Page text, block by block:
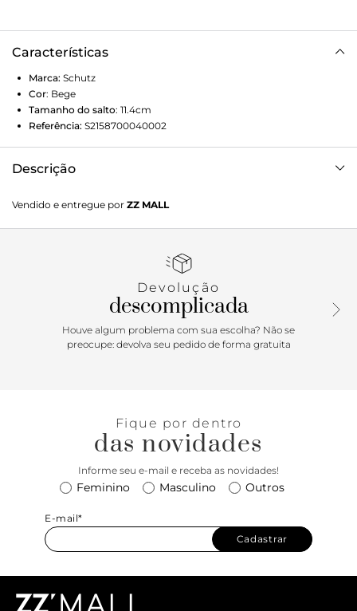
Características
Marca: Schutz
Cor: Bege
Tamanho do salto: 11.4cm
Referência: S2158700040002
Descrição
alto e meia pata. O acabamento em camurça traz
sofisticação ao modelo, que conta ainda com o charme das
Uma sandália confortável, atemporal e versátil!
Vendido e entregue por ZZ MALL
Devolução
descomplicada
Houve algum problema com sua escolha? Não se
preocupe: devolva seu pedido de forma gratuita
Fique por dentro
das novidades
Informe seu e-mail e receba as novidades!
Feminino Masculino Outros
E-mail*
Cadastrar